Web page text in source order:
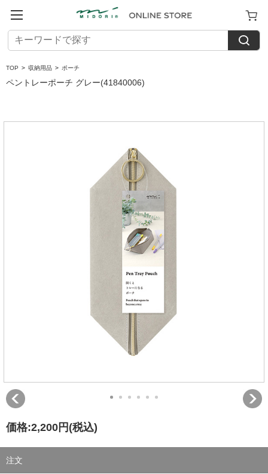
TOP > 収納用品 > ポーチ
ペントレーポーチ グレー(41840006)
価格:2,200円 (税込)
注文